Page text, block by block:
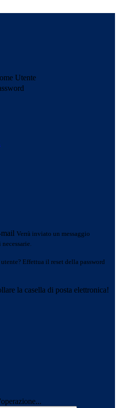
Utente
Verrà inviato un messaggio
Effettua il reset della password
la casella di posta elettronica!